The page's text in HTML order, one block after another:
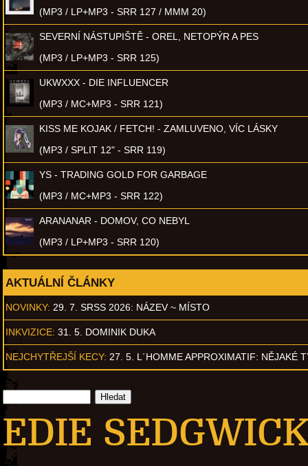
(MP3 / LP+MP3 - SRR 127 / MMM 20)
SEVERNÍ NÁSTUPIŠTĚ - OREL, NETOPÝR A PES
(MP3 / LP+MP3 - SRR 125)
UKWXXX - DIE INFLUENCER
(MP3 / MC+MP3 - SRR 121)
KISS ME KOJAK / FETCH! - ZAMLUVENO, VÍC LÁSKY
(MP3 / SPLIT 12" - SRR 119)
YS - TRADING GOLD FOR GARBAGE
(MP3 / MC+MP3 - SRR 122)
ARANANAR - DOMOV, CO NEBYL
(MP3 / LP+MP3 - SRR 120)
AKTUÁLNÍ ČLÁNKY
NOVINKY: 29. 7. SRSS 2026: NÁZEV ~ MÍSTO
INKVIZICE: 31. 5. DOMINIK DUKA
NEJCHYTŘEJŠÍ KECY: 27. 5. L´HOMME APPROXIMATIF: NĚJAKÉ
EDIE